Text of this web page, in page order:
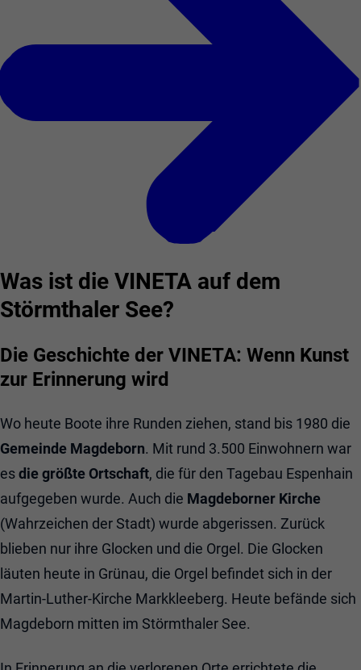
Was ist die VINETA auf dem
Störmthaler See?
Die Geschichte der VINETA: Wenn Kunst
zur Erinnerung wird
Wo heute Boote ihre Runden ziehen, stand bis 1980 die
Gemeinde Magdeborn. Mit rund 3.500 Einwohnern war
esdie größte Ortschaft, die für den Tagebau Espenhain
aufgegeben wurde. Auch die Magdeborner Kirche
(Wahrzeichen der Stadt) wurde abgerissen. Zurück
blieben nur ihre Glocken und die Orgel. Die Glocken
läuten heute in Grünau, die Orgel befindet sich in der
Martin-Luther-Kirche Markkleeberg. Heute befände sich
Magdeborn mitten im Störmthaler See.